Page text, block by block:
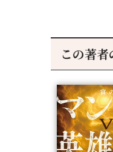
この著